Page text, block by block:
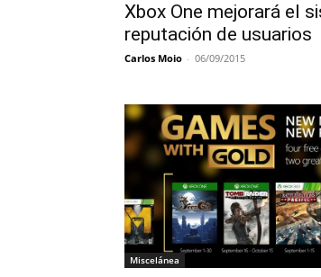
Xbox One mejorará el
reputación de usuarios
Carlos Moio - 06/09/2015
Miscelánea